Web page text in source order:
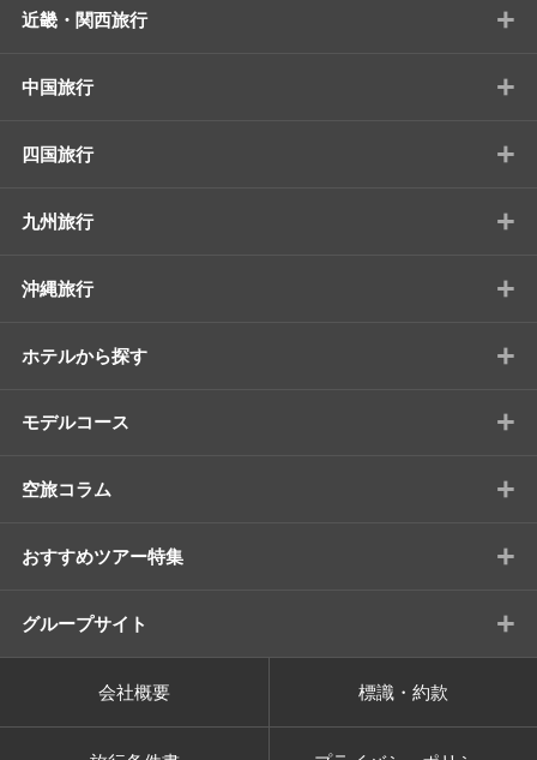
近畿・関西旅行 +
中国旅行 +
四国旅行 +
九州旅行 +
沖縄旅行 +
ホテルから探す +
モデルコース +
空旅コラム +
おすすめツアー特集 +
グループサイト +
会社概要 標識・約款